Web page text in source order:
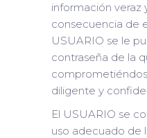
información veraz
consecuencia de
USUARIO se le
contraseña de la
diligente y
El USUARIO se
uso adecuado de